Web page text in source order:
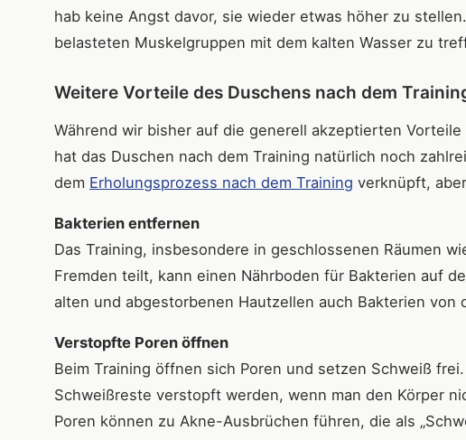
hab keine Angst davor, sie wieder etwas höher zu
belasteten Muskelgruppen mit dem kalten Wasser zu
Weitere Vorteile des Duschens nach dem
Während wir bisher auf die generell akzeptierten
hat das Duschen nach dem Training natürlich noch
dem Erholungsprozess nach dem Training verknüpft,
Bakterien entfernen
Das Training, insbesondere in geschlossenen Räumen
Fremden teilt, kann einen Nährboden für Bakterien auf
alten und abgestorbenen Hautzellen auch Bakterien von
Verstopfte Poren öffnen
Beim Training öffnen sich Poren und setzen Schweiß
Schweißreste verstopft werden, wenn man den Körper
Poren können zu Akne-Ausbrüchen führen, die als